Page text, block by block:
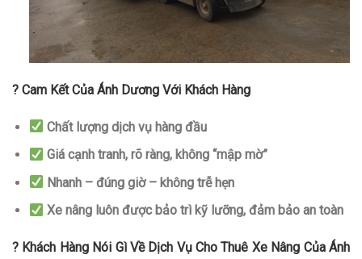
? Cam Kết Của Ánh Dương Với Khách Hàng
Chất lượng dịch vụ hàng đầu
Giá cạnh tranh, rõ ràng, không “mập mờ”
Nhanh – đúng giờ – không trễ hẹn
Xe nâng luôn được bảo trì kỹ lưỡng, đảm bảo an toàn
? Khách Hàng Nói Gì Về Dịch Vụ Cho Thuê Xe Nâng Của Ánh